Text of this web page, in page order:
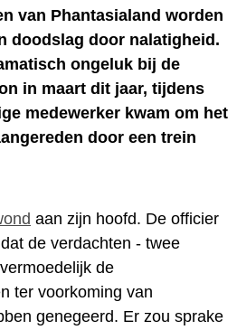
van Phantasialand worden
doodslag door nalatigheid.
ongeluk bij de
in maart dit jaar, tijdens
medewerker kwam om het
door een trein
aan zijn hoofd. De officier
de verdachten - twee
de
ter voorkoming van
genegeerd. Er zou sprake